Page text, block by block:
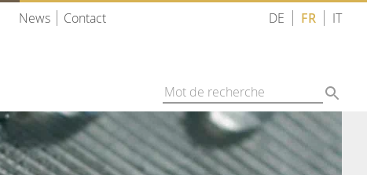
News Contact DE FR IT